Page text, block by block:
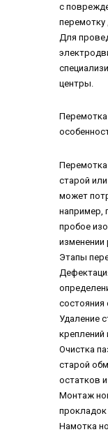
с
перемотку
Для
центры.
Перемотка
Перемотка
старой
может
например,
пробое
изменении
Этапы
состояния
Удаление
креплений
Очистка
старой
остатков
Монтаж
прокладок
Намотка